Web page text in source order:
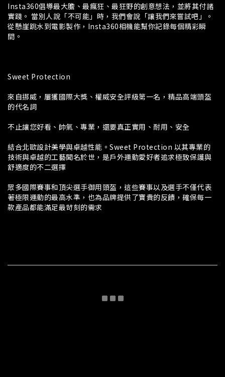
Insta360倡導最大膽、最瘋狂、最狂野的創意想法，並將其付諸
實踐。 當別人說「不可能」時，我們會說「讓我們來嘗試吧」。
從懸崖跳水到電影製作，Insta360相機能幫你記錄每個精彩瞬
間。
Sweet Protection
來自挪威，屢獲國際大獎、權威安全評級第一名，精品高端頭盔
的代名詞
不止讓您好看、帥氣、專業，還要真正實用、耐用、安全
結合北歐設計美學與卓越性能。Sweet Protection 以其專業的
技術與卓越的工藝聞名於世，是戶外運動愛好者追求極致保護與
舒適度的不二選擇
眾多國際賽事和頂尖選手御用頭盔，這些賽事以及選手不僅代表
著極限運動的最高水準，也為品牌提供了寶貴的反饋，確保每一
款產品都能滿足最苛刻的需求